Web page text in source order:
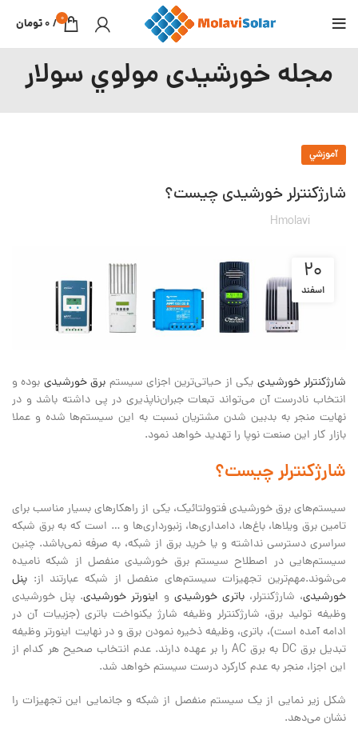
0
/
0تومان
مجله خورشیدی مولوي سولار
آموزشي
شارژکنترلر خورشیدی چیست؟
Hmolavi
۲۰
اسفند
شارژکنترلر خورشیدی یکی از حیاتی‌ترین اجزای سیستم برق خورشیدی بوده و
انتخاب نادرست آن می‌تواند تبعات جبران‌ناپذیری در پی داشته باشد و در
نهایت منجر به بدبین شدن مشتریان نسبت به این سیستم‌ها شده و عملا
بازار کار این صنعت نوپا را تهدید خواهد نمود.
شارژکنترلر چیست؟
سیستم‌های برق خورشیدی فتوولتائیک، یکی از راهکارهای بسیار مناسب برای
تامین برق ویلاها، باغ‌ها، دامداری‌ها، زنبورداری‌ها و … است که به برق شبکه
سراسری دسترسی نداشته و یا خرید برق از شبکه، به صرفه نمی‌باشد. چنین
سیستم‌هایی در اصطلاح سیستم برق خورشیدی منفصل از شبکه نامیده
می‌شوند.مهم‌ترین تجهیزات سیستم‌های منفصل از شبکه عبارتند از: پنل‌
خورشیدی، شارژکنترلر،باتری خورشیدی و اینورتر خورشیدی. پنل خورشیدی
وظیفه تولید برق، شارژکنترلر وظیفه شارژ یکنواخت باتری (جزییات آن در
ادامه آمده است)، باتری، وظیفه ذخیره نمودن برق و در نهایت اینورتر وظیفه
تبدیل برق DC به برق AC را بر عهده دارند. عدم انتخاب صحیح هر کدام از
این اجزا، منجر به عدم کارکرد درست سیستم خواهد شد.
شکل زیر نمایی از یک سیستم منفصل از شبکه و جانمایی این تجهیزات را
نشان می‌دهد.